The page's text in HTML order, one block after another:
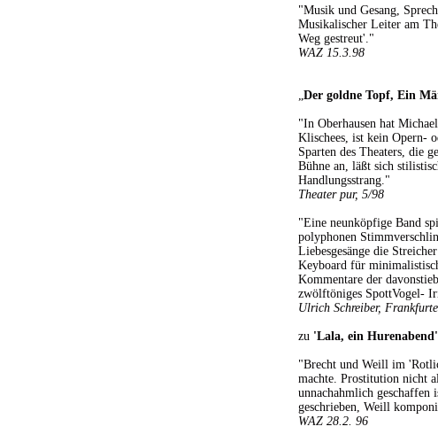
"Musik und Gesang,
Musikalischer Leiter am
Weg gestreut'."
WAZ 15.3.98
Der goldne Topf, Ein
"In Oberhausen hat
Klischees, ist kein Opern-
Sparten des Theaters, die
Bühne an, läßt sich
Handlungsstrang."
Theater pur, 5/98
"Eine neunköpfige Band
polyphonen
Liebesgesänge die
Keyboard für
Kommentare der
zwölftöniges SpottVogel-
Ulrich Schreiber,
zu 'Lala, ein
"Brecht und Weill im
machte. Prostitution nicht
unnachahmlich geschaffen
geschrieben, Weill
WAZ 28.2. 96